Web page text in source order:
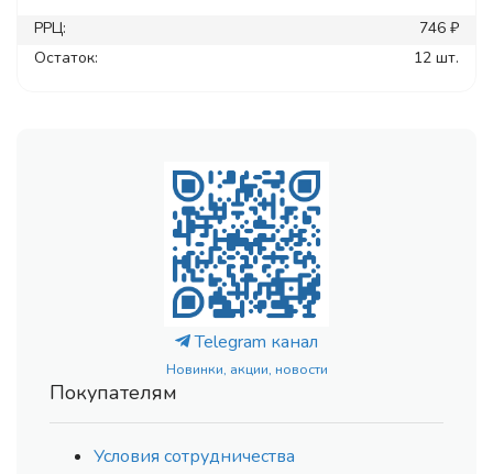
РРЦ:
746 ₽
Остаток:
12 шт.
Telegram канал
Новинки, акции, новости
Покупателям
Условия сотрудничества